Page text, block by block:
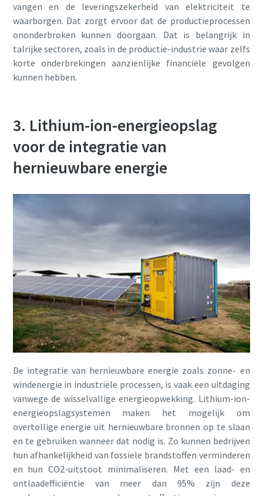
vangen en de leveringszekerheid van elektriciteit te
waarborgen. Dat zorgt ervoor dat de productieprocessen
ononderbroken kunnen doorgaan. Dat is belangrijk in
talrijke sectoren, zoals in de productie-industrie waar zelfs
korte onderbrekingen aanzienlijke financiële gevolgen
kunnen hebben.
3. Lithium-ion-energieopslag
voor de integratie van
hernieuwbare energie
De integratie van hernieuwbare energie zoals zonne- en
windenergie in industriële processen, is vaak een uitdaging
vanwege de wisselvallige energieopwekking. Lithium-ion-
energieopslagsystemen maken het mogelijk om
overtollige energie uit hernieuwbare bronnen op te slaan
en te gebruiken wanneer dat nodig is. Zo kunnen bedrijven
hun afhankelijkheid van fossiele brandstoffen verminderen
en hun CO2-uitstoot minimaliseren. Met een laad- en
ontlaadefficiëntie van meer dan 95% zijn deze